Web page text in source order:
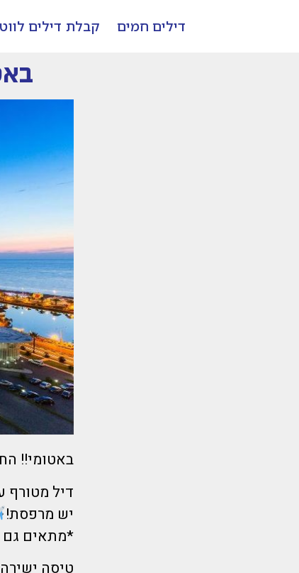
דילים חמים קבלת דילים
באטומי!! החל מ- 1690
דיל מטורף עם מלון 5 כוכבים שיש בו
יש מרפסת!
*מתאים גם